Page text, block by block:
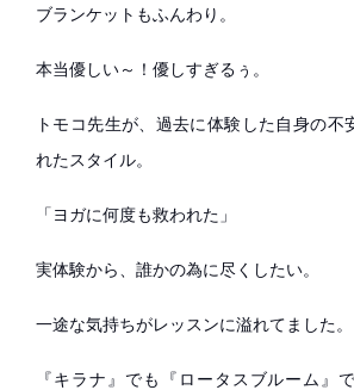
ブランケットもふんわり。
本当優しい～！優しすぎるぅ。
トモコ先生が、過去に体験した自身の不
れたスタイル。
「ヨガに何度も救われた」
実体験から、誰かの為に尽くしたい。
一途な気持ちがレッスンに溢れてました。
『キラナ』でも『ロータスブルーム』